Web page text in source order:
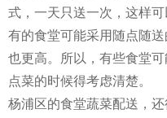
式，一天只送一次，这样
有的食堂可能采用随点随
也更高。所以，有些食堂
点菜的时候得考虑清楚。
杨浦区的食堂蔬菜配送，